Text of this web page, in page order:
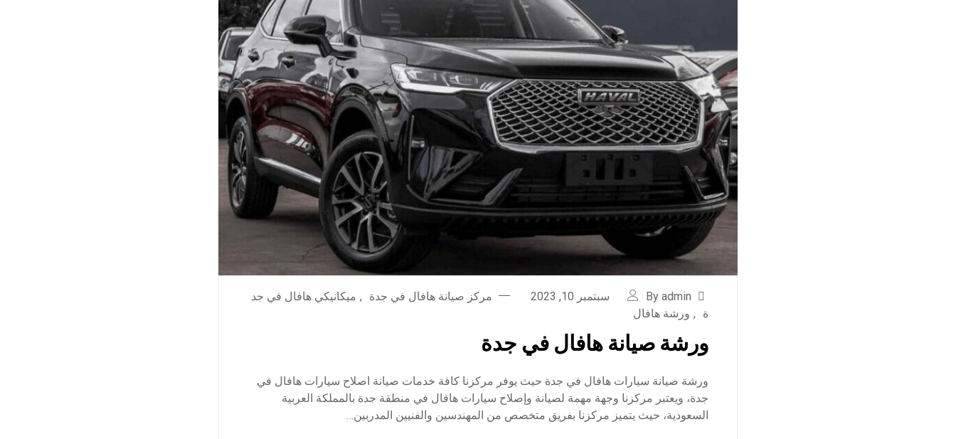
By admin سبتمبر 10, 2023 مركز صيانة هافال في جدة , ميكانيكي هافال في جد
ة
, ورشة هافال
ورشة صيانة هافال في جدة
ورشة صيانة سيارات هافال في جدة حيث يوفر مركزنا كافة خدمات صيانة اصلاح سيارات هافال في
جدة، ويعتبر مركزنا وجهة مهمة لصيانة وإصلاح سيارات هافال في منطقة جدة بالمملكة العربية
السعودية، حيث يتميز مركزنا بفريق متخصص من المهندسين والفنيين المدربين…